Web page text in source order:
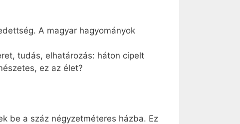
A magyar hagyományok
tudás, elhatározás: háton cipelt
ez az élet?
be a száz négyzetméteres házba. Ez